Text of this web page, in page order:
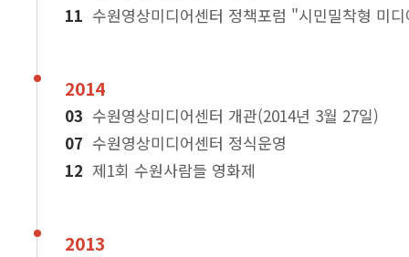
수원영상미디어센터 정책포럼 "시민밀착형 미
2014
수원영상미디어센터 개관(2014년 3월 27일)
수원영상미디어센터 정식운영
제1회 수원사람들 영화제
2013